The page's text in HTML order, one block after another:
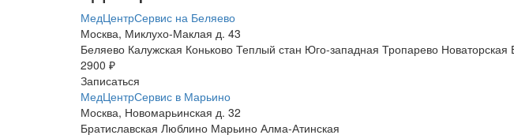
МедЦентрСервис на Беляево
Москва, Миклухо-Маклая д. 43
Беляево Калужская Коньково Теплый стан Юго-западная Тропарево Новаторская
2900 ₽
Записаться
МедЦентрСервис в Марьино
Москва, Новомарьинская д. 32
Братиславская Люблино Марьино Алма-Атинская